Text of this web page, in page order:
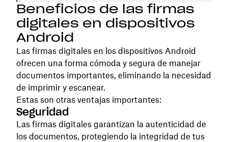
Beneficios de las firmas
digitales en dispositivos
Android
Las firmas digitales en los dispositivos Android
ofrecen una forma cómoda y segura de manejar
documentos importantes, eliminando la necesidad
de imprimir y escanear.
Estas son otras ventajas importantes:
Seguridad
Las firmas digitales garantizan la autenticidad de
los documentos, protegiendo la integridad de tus